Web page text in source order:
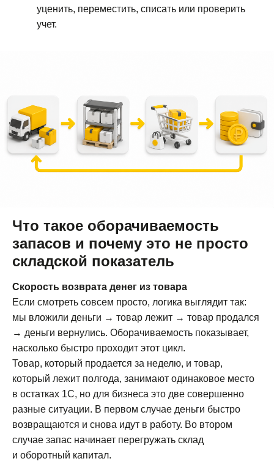
уценить, переместить, списать или проверить
учет.
Что такое оборачиваемость
запасов и почему это не просто
складской показатель
Скорость возврата денег из товара
Если смотреть совсем просто, логика выглядит так:
мы вложили деньги → товар лежит → товар продался
→ деньги вернулись. Оборачиваемость показывает,
насколько быстро проходит этот цикл.
Товар, который продается за неделю, и товар,
который лежит полгода, занимают одинаковое место
в остатках 1С, но для бизнеса это две совершенно
разные ситуации. В первом случае деньги быстро
возвращаются и снова идут в работу. Во втором
случае запас начинает перегружать склад
и оборотный капитал.